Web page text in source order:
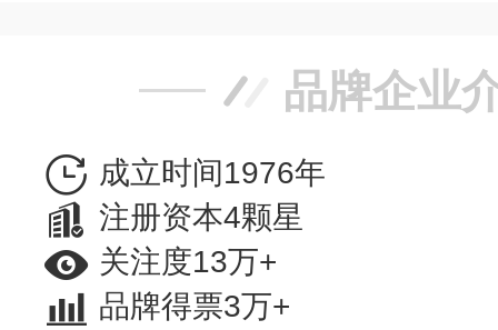
品牌企业
成立时间1976年
注册资本4颗星
关注度13万+
品牌得票3万+